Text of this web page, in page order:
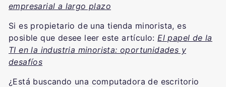
empresarial a largo plazo
Si es propietario de una tienda minorista, es
posible que desee leer este artículo: El papel de la
TI en la industria minorista: oportunidades y
desafíos
¿Está buscando una computadora de escritorio